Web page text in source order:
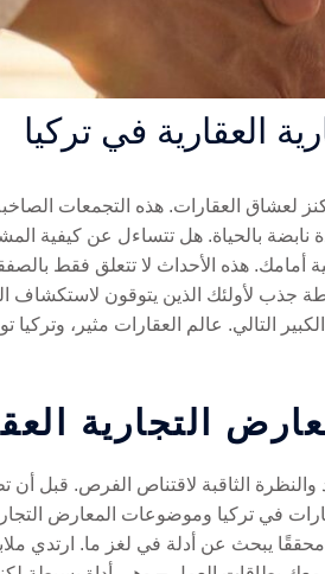
العقارية في تركيا
لعشاق العقارات. هذه التجمعات
أمامك. هذه الأحداث لا تتعلق فقط
جذب لأولئك الذين يتوقون لاستكشاف
التالي. عالم العقارات مثير،
التجارية
والنظرة الثاقبة لاقتناص الفرص. قبل
في تركيا وموضوعات المعارض
يبحث عن أدلة في لغز ما. ارتدي